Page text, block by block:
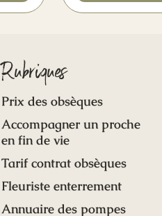
Rubriques
Prix des obsèques
Accompagner un proche
en fin de vie
Tarif contrat obsèques
Fleuriste enterrement
Annuaire des pompes